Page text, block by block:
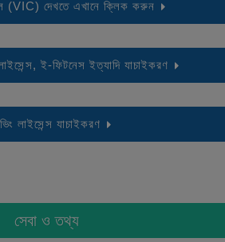
(VIC) দেখতে এখানে ক্লিক করুন
ই-ফিটনেস ইত্যাদি যাচাইকরণ
লাইসেন্স যাচাইকরণ
সেবা ও তথ্য